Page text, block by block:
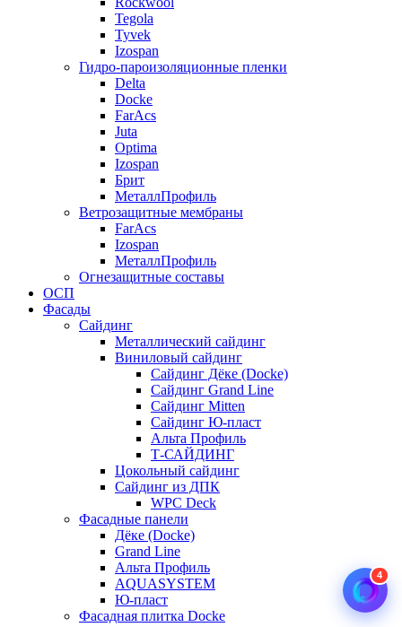
Tegola
Tyvek
Izospan
Гидро-пароизоляционные пленки
Delta
Docke
FarAcs
Juta
Optima
Izospan
Брит
МеталлПрофиль
Ветрозащитные мембраны
FarAcs
Izospan
МеталлПрофиль
Огнезащитные составы
ОСП
Фасады
Сайдинг
Металлический сайдинг
Виниловый сайдинг
Сайдинг Дёке (Docke)
Сайдинг Grand Line
Сайдинг Mitten
Сайдинг Ю-пласт
Альта Профиль
Т-САЙДИНГ
Цокольный сайдинг
Сайдинг из ДПК
WPC Deck
Фасадные панели
Дёке (Docke)
Grand Line
Альта Профиль
AQUASYSTEM
Ю-пласт
Фасадная плитка Docke
4